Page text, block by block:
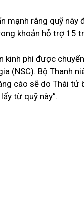
mạnh rằng quỹ
khoản hỗ trợ 15
kinh phí được
(NSC). Bộ Thanh
cáo sẽ do Thái tử
từ quỹ này”.